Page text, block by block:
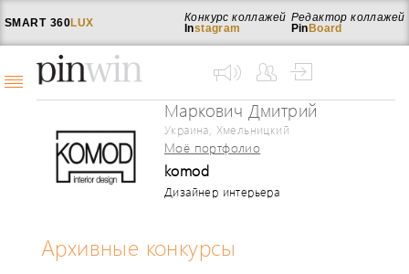
SMART 360LUX
Редактор коллажей
Pin Board
Конкурс коллажей
Instagram
Маркович Дмитрий
Украина, Хмельницкий
Моё портфолио
komod
Дизайнер интерьера
Архивные конкурсы